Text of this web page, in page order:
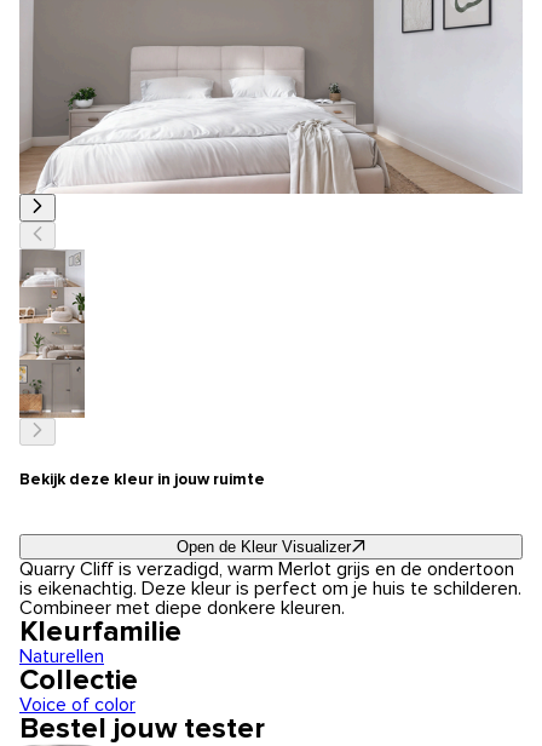
Bekijk deze kleur in jouw ruimte
Open de Kleur Visualizer
Quarry Cliff is verzadigd, warm Merlot grijs en de ondertoon
is eikenachtig. Deze kleur is perfect om je huis te schilderen.
Combineer met diepe donkere kleuren.
Kleurfamilie
Naturellen
Collectie
Voice of color
Bestel jouw tester